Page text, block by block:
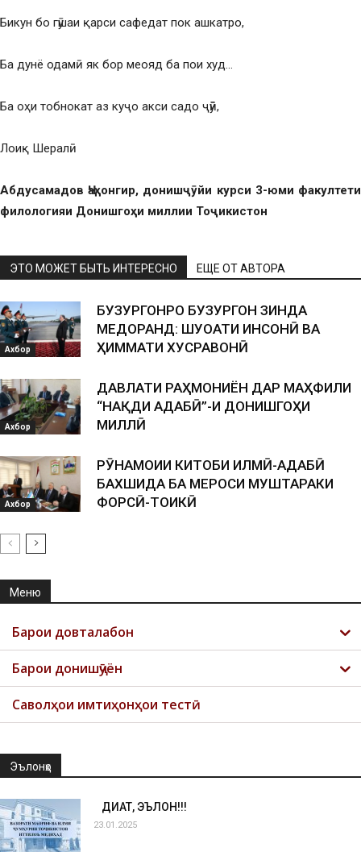
Бикун бо гӯшаи қарси сафедат пок ашкатро,
Ба дунё одамӣ як бор меояд ба пои худ…
Ба оҳи тобнокат аз куҷо акси садо ҷӯӣ,
Лоиқ Шералӣ
Абдусамадов Ҷаҳонгир, донишҷӯйи курси 3-юми факултети
филологияи Донишгоҳи миллии Тоҷикистон
ЭТО МОЖЕТ БЫТЬ ИНТЕРЕСНО ЕЩЕ ОТ АВТОРА
Ахбор
БУЗУРГОНРО БУЗУРГОН ЗИНДА
МЕДОРАНД: ШУҶОАТИ ИНСОНӢ ВА
ҲИММАТИ ХУСРАВОНӢ
Ахбор
ДАВЛАТИ РАҲМОНИЁН ДАР МАҲФИЛИ
“НАҚДИ АДАБӢ”-И ДОНИШГОҲИ
МИЛЛӢ
Ахбор
РӮНАМОИИ КИТОБИ ИЛМӢ-АДАБӢ
БАХШИДА БА МЕРОСИ МУШТАРАКИ
ФОРСӢ-ТОҶИКӢ
Меню
Барои довталабон
Барои донишҷӯён
Саволҳои имтиҳонҳои тестӣ
Эълонҳо
ДИҚҚАТ, ЭЪЛОН!!!
23.01.2025